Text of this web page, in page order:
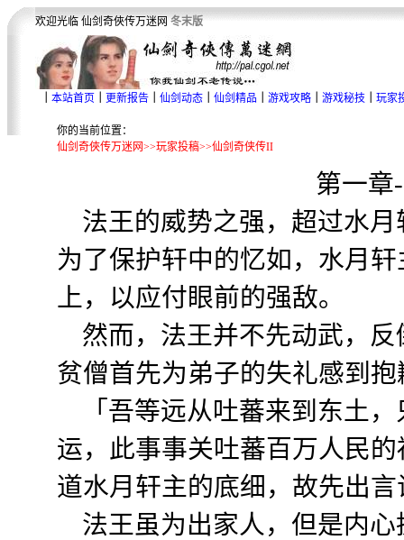
欢迎光临 仙剑奇俠传万迷网 冬末版
本站首页 更新报告｜ 仙剑动态｜ 仙剑精品 游戏攻略｜ 游戏秘技｜ 玩家
你的当前位置：
仙剑奇俠传万迷网>>玩家投稿>>仙剑奇侠传II
第一章
法王的威势之强，超过水月
为了保护轩中的忆如，水月
上，以应付眼前的强敌。
然而，法王并不先动武，反
贫僧首先为弟子的失礼感到
「吾等远从吐蕃来到东土，
运，此事事关吐蕃百万人民
道水月轩主的底细，故先出
法王虽为出家人，但是内心